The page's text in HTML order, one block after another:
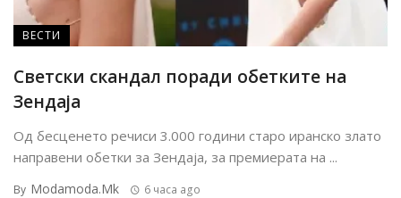
ВЕСТИ
Светски скандал поради обетките на
Зендаја
Од бесценето речиси 3.000 години старо иранско злато
направени обетки за Зендаја, за премиерата на ...
By Modamoda.mk 6 часа ago